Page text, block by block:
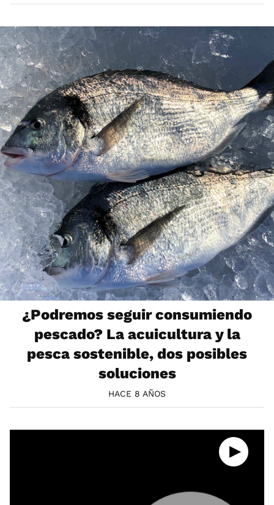
¿Podremos seguir consumiendo
pescado? La acuicultura y la
pesca sostenible, dos posibles
soluciones
HACE 8 AÑOS